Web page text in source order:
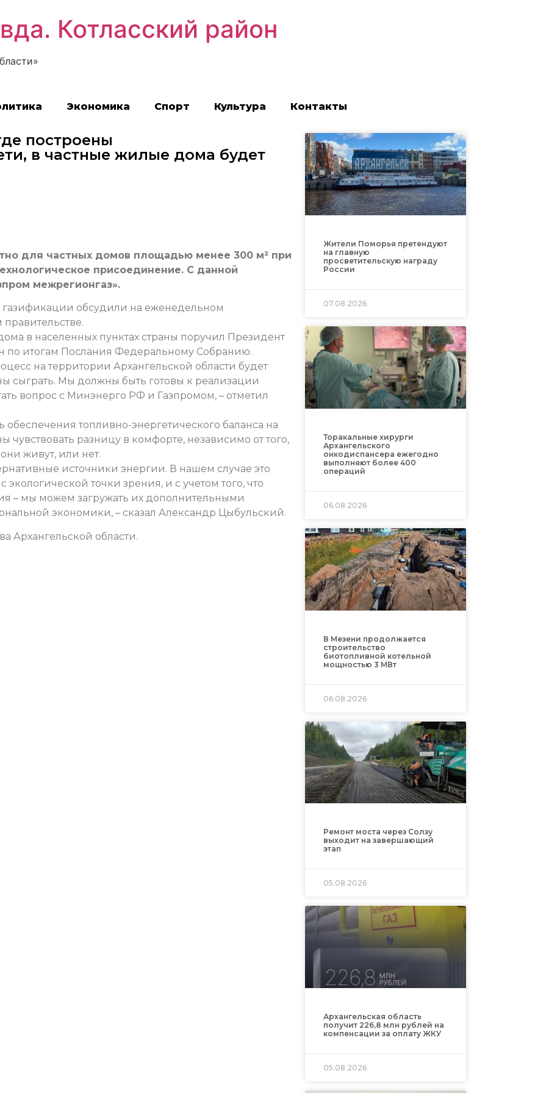
Котласский район
Экономика Спорт Культура Контакты
построены
в частные жилые дома будет
для частных домов площадью менее 300 м² при
присоединение. С данной
межрегионгаз».
газификации обсудили на еженедельном
в населенных пунктах страны поручил Президент
итогам Послания Федеральному Собранию.
на территории Архангельской области будет
сыграть. Мы должны быть готовы к реализации
вопрос с Минэнерго РФ и Газпромом, – отметил
обеспечения топливно-энергетического баланса на
разницу в комфорте, независимо от того,
живут, или нет.
источники энергии. В нашем случае это
точки зрения, и с учетом того, что
– мы можем загружать их дополнительными
экономики, – сказал Александр Цыбульский.
Архангельской области.
Жители Поморья претендуют
на главную
просветительскую награду
России
07.08.2026
Торакальные хирурги
Архангельского
онкодиспансера ежегодно
выполняют более 400
операций
06.08.2026
В Мезени продолжается
строительство
биотопливной котельной
мощностью 3 МВт
06.08.2026
Ремонт моста через Солзу
выходит на завершающий
этап
05.08.2026
Архангельская область
получит 226,8 млн рублей на
компенсации за оплату ЖКУ
05.08.2026